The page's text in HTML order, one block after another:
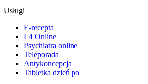
Usługi
E-recepta
L4 Online
Psychiatra online
Teleporada
Antykoncepcja
Tabletka dzień po